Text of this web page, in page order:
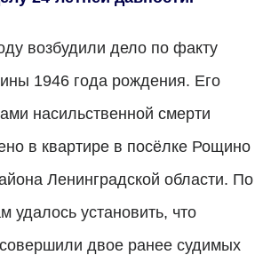
возбудили дело по факту
1946 года рождения. Его
насильственной смерти
в квартире в посёлке Рощино
Ленинградской области. По
удалось установить, что
двое ранее судимых